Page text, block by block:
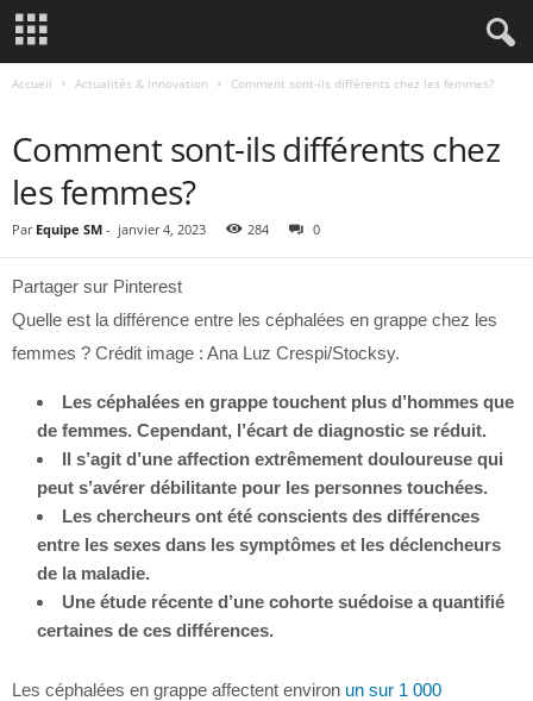
Accueil Actualités & Innovation Comment sont-ils différents chez les femmes?
Comment sont-ils différents chez
les femmes?
Par Equipe SM - janvier 4, 2023 284 0
Partager sur Pinterest
Quelle est la différence entre les céphalées en grappe chez les
femmes ? Crédit image : Ana Luz Crespi/Stocksy.
Les céphalées en grappe touchent plus d’hommes que
de femmes. Cependant, l’écart de diagnostic se réduit.
Il s’agit d’une affection extrêmement douloureuse qui
peut s’avérer débilitante pour les personnes touchées.
Les chercheurs ont été conscients des différences
entre les sexes dans les symptômes et les déclencheurs
de la maladie.
Une étude récente d’une cohorte suédoise a quantifié
certaines de ces différences.
Les céphalées en grappe affectent environ un sur 1 000